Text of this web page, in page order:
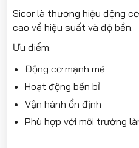
Sicor là thương hiệu động
cao về hiệu suất và độ bền.
Ưu điểm:
Động cơ mạnh mẽ
Hoạt động bền bỉ
Vận hành ổn định
Phù hợp với môi trường